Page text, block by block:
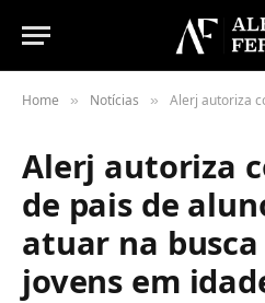
Home » Notícias » Alerj autoriza contratação de
Alerj autoriza
de pais de
atuar na
jovens em